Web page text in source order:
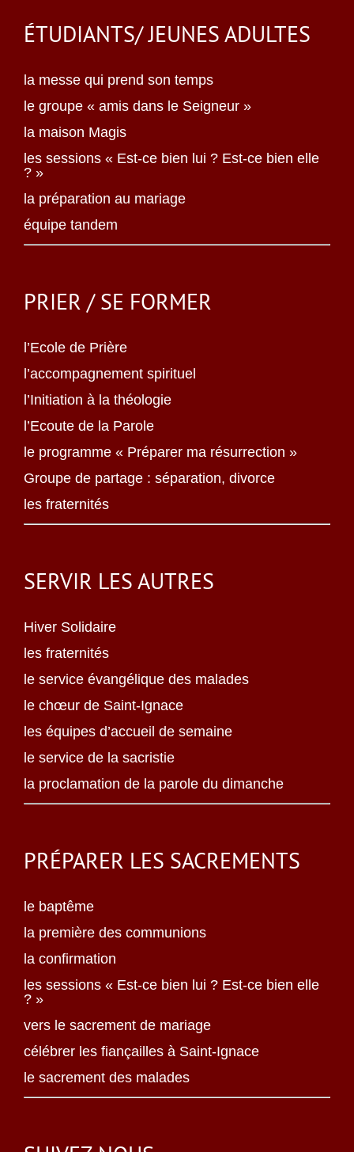
ÉTUDIANTS/ JEUNES ADULTES
la messe qui prend son temps
le groupe « amis dans le Seigneur »
la maison Magis
les sessions « Est-ce bien lui ? Est-ce bien elle
? »
la préparation au mariage
équipe tandem
PRIER / SE FORMER
l’Ecole de Prière
l’accompagnement spirituel
l’Initiation à la théologie
l’Ecoute de la Parole
le programme « Préparer ma résurrection »
Groupe de partage : séparation, divorce
les fraternités
SERVIR LES AUTRES
Hiver Solidaire
les fraternités
le service évangélique des malades
le chœur de Saint-Ignace
les équipes d’accueil de semaine
le service de la sacristie
la proclamation de la parole du dimanche
PRÉPARER LES SACREMENTS
le baptême
la première des communions
la confirmation
les sessions « Est-ce bien lui ? Est-ce bien elle
? »
vers le sacrement de mariage
célébrer les fiançailles à Saint-Ignace
le sacrement des malades